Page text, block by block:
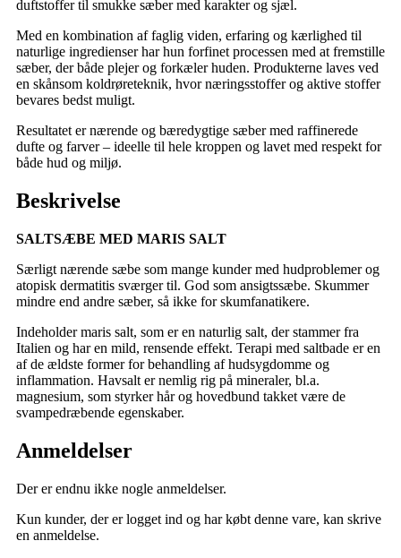
duftstoffer til smukke sæber med karakter og sjæl.
Med en kombination af faglig viden, erfaring og kærlighed til
naturlige ingredienser har hun forfinet processen med at fremstille
sæber, der både plejer og forkæler huden. Produkterne laves ved
en skånsom koldrøreteknik, hvor næringsstoffer og aktive stoffer
bevares bedst muligt.
Resultatet er nærende og bæredygtige sæber med raffinerede
dufte og farver – ideelle til hele kroppen og lavet med respekt for
både hud og miljø.
Beskrivelse
SALTSÆBE MED MARIS SALT
Særligt nærende sæbe som mange kunder med hudproblemer og
atopisk dermatitis sværger til. God som ansigtssæbe. Skummer
mindre end andre sæber, så ikke for skumfanatikere.
Indeholder maris salt, som er en naturlig salt, der stammer fra
Italien og har en mild, rensende effekt. Terapi med saltbade er en
af ​​de ældste former for behandling af hudsygdomme og
inflammation. Havsalt er nemlig rig på mineraler, bl.a.
magnesium, som styrker hår og hovedbund takket være de
svampedræbende egenskaber.
Anmeldelser
Der er endnu ikke nogle anmeldelser.
Kun kunder, der er logget ind og har købt denne vare, kan skrive
en anmeldelse.